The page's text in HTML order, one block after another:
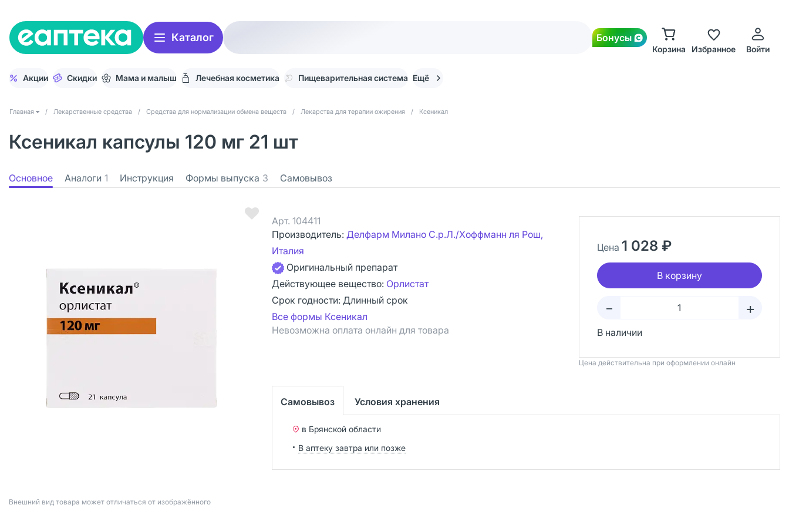
Каталог Бонусы
Корзина Избранное Войти
Акции Скидки Мама и малыш Лечебная косметика Пищеварительная система Ещё
Главная / Лекарственные средства / Средства для нормализации обмена веществ / Лекарства для терапии ожирения / Ксеникал
Ксеникал капсулы 120 мг 21 шт
Основное Аналоги 1 Инструкция Формы выпуска 3 Самовывоз
Bнешний вид товара может отличаться от изображённого
Арт. 104411
Производитель: Делфарм Милано С.р.Л./Хоффманн ля Рош,
Италия
Оригинальный препарат
Действующее вещество: Орлистат
Срок годности: Длинный срок
Все формы Ксеникал
Невозможна оплата онлайн для товара
Цена 1 028 ₽
В корзину
– +
В наличии
Цена действительна при оформлении онлайн
Самовывоз Условия хранения
в Брянской области
В аптеку завтра или позже